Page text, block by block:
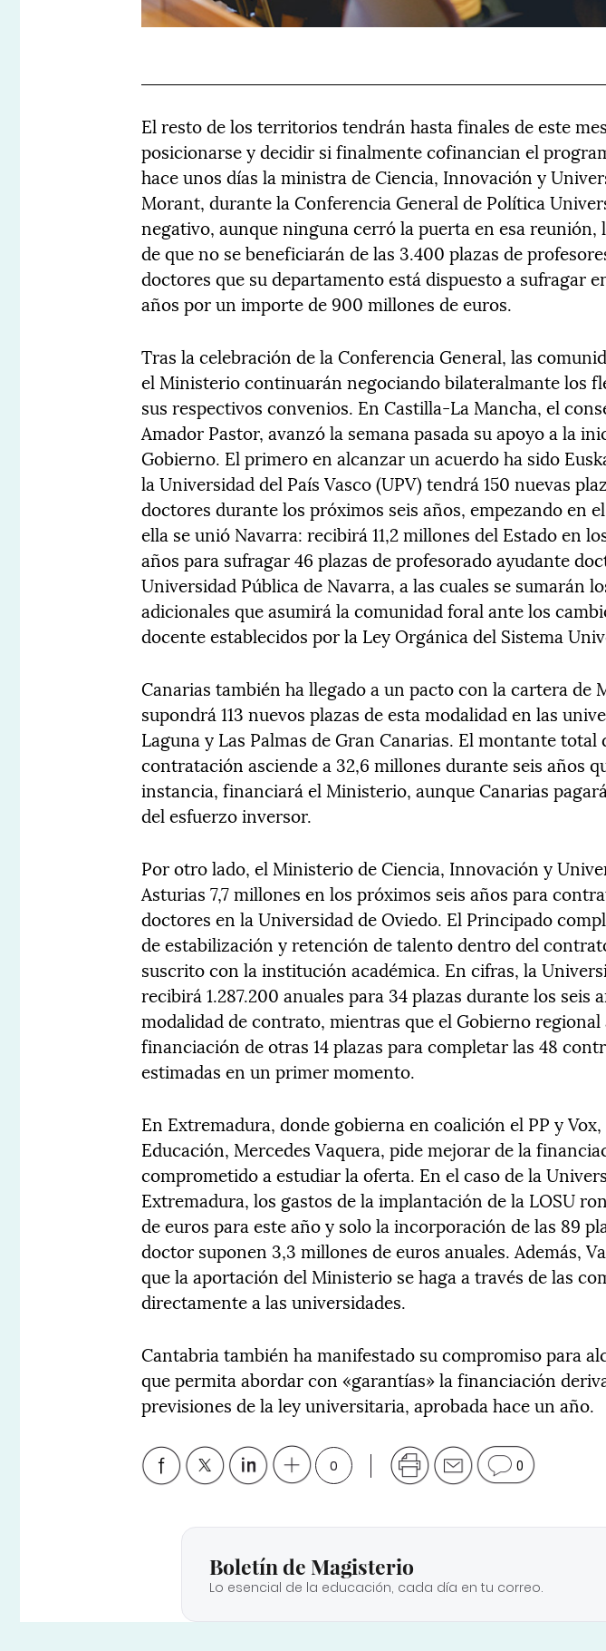
El resto de los territorios tendrán hasta finales de este
posicionarse y decidir si finalmente cofinancian el
hace unos días la ministra de Ciencia, Innovación y
Morant, durante la Conferencia General de Política
negativo, aunque ninguna cerró la puerta en esa
de que no se beneficiarán de las 3.400 plazas de
doctores que su departamento está dispuesto a sufragar
años por un importe de 900 millones de euros.
Tras la celebración de la Conferencia General, las
el Ministerio continuarán negociando bilateralmante los
sus respectivos convenios. En Castilla-La Mancha, el
Amador Pastor, avanzó la semana pasada su apoyo a la
Gobierno. El primero en alcanzar un acuerdo ha sido
la Universidad del País Vasco (UPV) tendrá 150 nuevas
doctores durante los próximos seis años, empezando en
ella se unió Navarra: recibirá 11,2 millones del Estado en
años para sufragar 46 plazas de profesorado ayudante
Universidad Pública de Navarra, a las cuales se sumarán
adicionales que asumirá la comunidad foral ante los
docente establecidos por la Ley Orgánica del Sistema
Canarias también ha llegado a un pacto con la cartera de
supondrá 113 nuevos plazas de esta modalidad en las
Laguna y Las Palmas de Gran Canarias. El montante
contratación asciende a 32,6 millones durante seis años
instancia, financiará el Ministerio, aunque Canarias
del esfuerzo inversor.
Por otro lado, el Ministerio de Ciencia, Innovación y
Asturias 7,7 millones en los próximos seis años para
doctores en la Universidad de Oviedo. El Principado
de estabilización y retención de talento dentro del
suscrito con la institución académica. En cifras, la
recibirá 1.287.200 anuales para 34 plazas durante los seis
modalidad de contrato, mientras que el Gobierno regional
financiación de otras 14 plazas para completar las 48
estimadas en un primer momento.
En Extremadura, donde gobierna en coalición el PP y
Educación, Mercedes Vaquera, pide mejorar de la
comprometido a estudiar la oferta. En el caso de la
Extremadura, los gastos de la implantación de la LOSU
de euros para este año y solo la incorporación de las 89
doctor suponen 3,3 millones de euros anuales. Además,
que la aportación del Ministerio se haga a través de las
directamente a las universidades.
Cantabria también ha manifestado su compromiso para
que permita abordar con «garantías» la financiación
previsiones de la ley universitaria, aprobada hace un año.
0 0
Boletín de Magisterio
Lo esencial de la educación, cada día en tu correo.